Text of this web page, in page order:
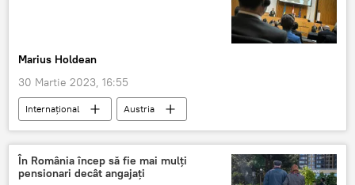
Marius Holdean
30 Martie 2023, 16:55
Internaţional
Austria
Vladimir Zelenski
În România încep să fie mai mulţi
pensionari decât angajaţi